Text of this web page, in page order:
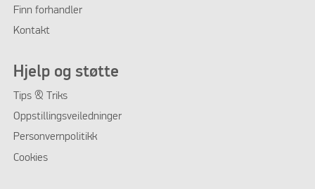
Finn forhandler
Kontakt
Hjelp og støtte
Tips & Triks
Oppstillingsveiledninger
Personvernpolitikk
Cookies